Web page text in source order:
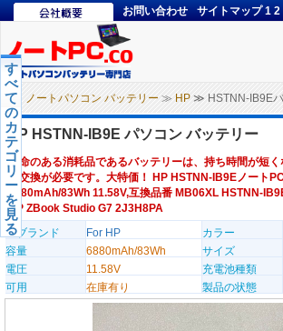
お問い合わせ サイトマップ 1 2
ノートパソコン バッテリー ≫ HP ≫ HSTNN-IB9E
す
べ
て
の
カ
テ
ゴ
リ
ー
を
見
る
HP HSTNN-IB9E パソコン バッテリー
寿命のある消耗品であるバッテリーは、持ち時間が短
ー交換が必要です。大特価！ HP HSTNN-IB9Eノート
6880mAh/83Wh 11.58V,互換品番 MB06XL HSTNN-
HP ZBook Studio G7 2J3H8PA
のブランド
For HP カラー
容量
6880mAh/83Wh
サイズ
電圧
11.58V 充電池種類
可用
在庫有り 製品の状態